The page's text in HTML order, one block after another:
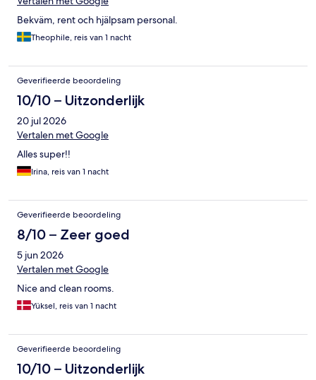
Bekväm, rent och hjälpsam personal.
Theophile, reis van 1 nacht
Geverifieerde beoordeling
10/10 – Uitzonderlijk
20 jul 2026
Vertalen met Google
Alles super!!
Irina, reis van 1 nacht
Geverifieerde beoordeling
8/10 – Zeer goed
5 jun 2026
Vertalen met Google
Nice and clean rooms.
Yüksel, reis van 1 nacht
Geverifieerde beoordeling
10/10 – Uitzonderlijk